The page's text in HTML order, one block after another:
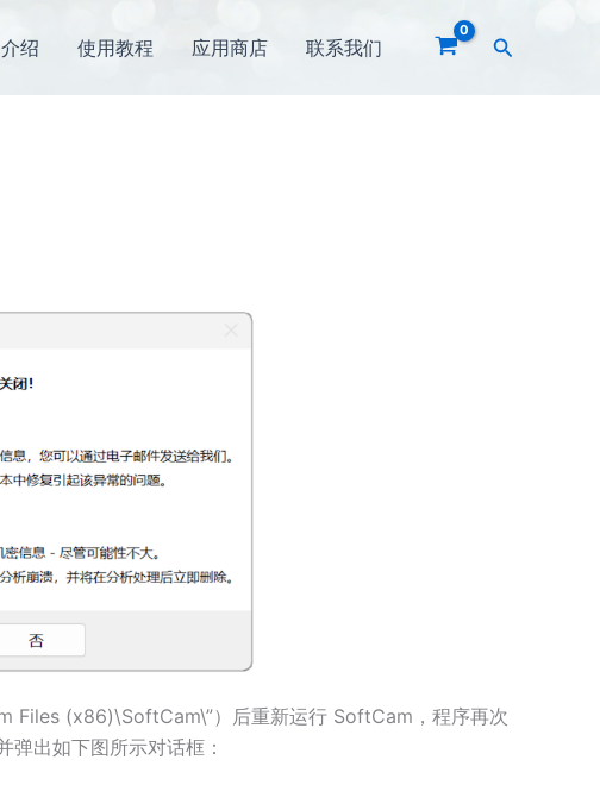
绍 使用教程 应用商店 联系我们
搜
Files (x86)\SoftCam\”）后重新运行 SoftCam，程序再次
弹出如下图所示对话框：